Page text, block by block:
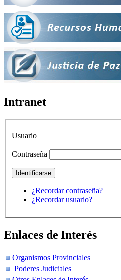
Intranet
Usuario
Contraseña
¿Recordar contraseña?
¿Recordar usuario?
Enlaces de Interés
Organismos Provinciales
Poderes Judiciales